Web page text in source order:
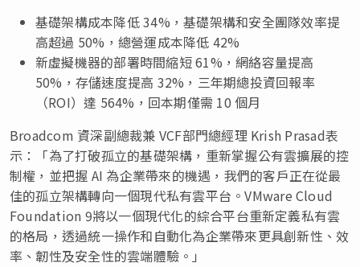
基礎架構成本降低 34%，基礎架構和安全團隊效率提
高超過 50%，總營運成本降低 42%
新虛擬機器的部署時間縮短 61%，網絡容量提高
50%，存儲速度提高 32%，三年期總投資回報率
（ROI）達 564%，回本期僅需 10 個月
Broadcom 資深副總裁兼 VCF部門總經理 Krish Prasad表
示：「為了打破孤立的基礎架構，重新掌握公有雲擴展的控
制權，並把握 AI 為企業帶來的機遇，我們的客戶正在從最
佳的孤立架構轉向一個現代私有雲平台。VMware Cloud
Foundation 9將以一個現代化的綜合平台重新定義私有雲
的格局，透過統一操作和自動化為企業帶來更具創新性、效
率、韌性及安全性的雲端體驗。」